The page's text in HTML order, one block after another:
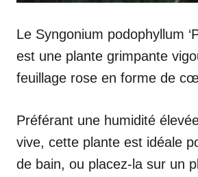
Le Syngonium podophyllum
est une plante grimpante
feuillage rose en forme de
Préférant une humidité
vive, cette plante est idéale
de bain, ou placez-la sur un